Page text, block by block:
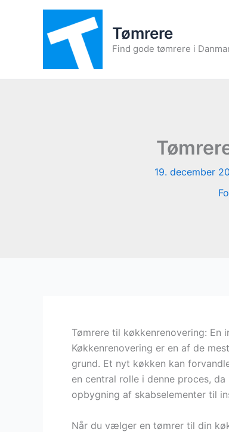
Tømrere
Find gode tømrere i
19. december
Tømrere til køkkenrenovering: En
Køkkenrenovering er en af de
grund. Et nyt køkken kan
en central rolle i denne proces,
opbygning af skabselementer til
Når du vælger en tømrer til din